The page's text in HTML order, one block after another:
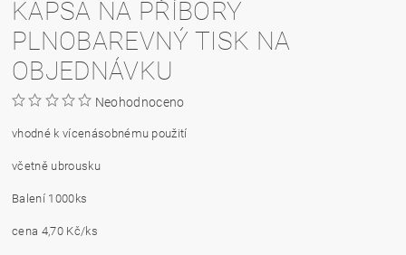
KAPSA NA PŘÍBORY
PLNOBAREVNÝ TISK NA
OBJEDNÁVKU
Neohodnoceno
vhodné k vícenásobnému použití
včetně ubrousku
Balení 1000ks
cena 4,70 Kč/ks